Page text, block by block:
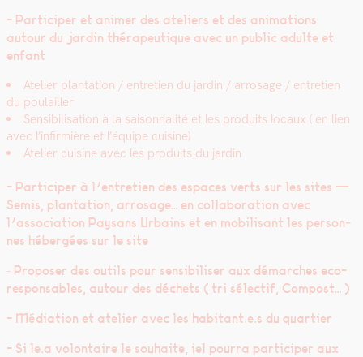
- Par­ticiper et ani­mer des ate­liers et des ani­ma­tions
autour du jardin thérapeu­tique avec un pub­lic adulte et
enfant
Ate­lier plan­ta­tion / entre­tien du jardin / arrosage / entre­tien
du poulailler
Sen­si­bil­i­sa­tion à la saison­nal­ité et les pro­duits locaux ( en lien
avec l’infirmière et l’équipe cui­sine)
Ate­lier cui­sine avec les pro­duits du jardin
- Par­ticiper à l’entretien des espaces verts sur les sites —
Semis, plan­ta­tion, arrosage… en col­lab­o­ra­tion avec
l’association Paysans Urbains et en mobil­isant les per­son­
nes hébergées sur le site
- Pro­pos­er des out­ils pour sen­si­bilis­er aux démarch­es eco-
respon­s­ables, autour des déchets ( tri sélec­tif, Com­post… )
- Médi­a­tion et ate­lier avec les habitant.e.s du quarti­er
- Si le.a volon­taire le souhaite, iel pour­ra par­ticiper aux